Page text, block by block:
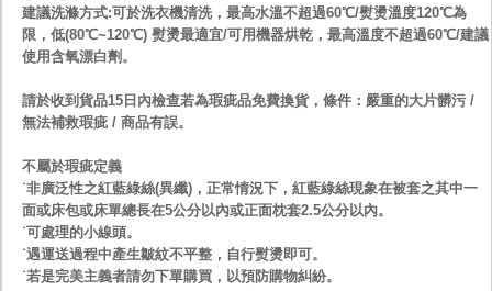
建議洗滌方式:可於洗衣機清洗，最高水溫不超過60℃/熨燙溫度120℃為
限，低(80℃~120℃) 熨燙最適宜/可用機器烘乾，最高溫度不超過60℃/建議
使用含氧漂白劑。
請於收到貨品15日內檢查若為瑕疵品免費換貨，條件：嚴重的大片髒污 /
無法補救瑕疵 / 商品有誤。
不屬於瑕疵定義
˙非廣泛性之紅藍綠絲(異纖)，正常情況下，紅藍綠絲現象在被套之其中一
面或床包或床單總長在5公分以內或正面枕套2.5公分以內。
˙可處理的小線頭。
˙遇運送過程中產生皺紋不平整，自行熨燙即可。
˙若是完美主義者請勿下單購買，以預防購物糾紛。